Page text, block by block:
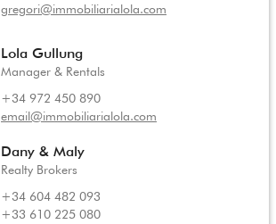
gregori@immobiliarialola.com
Lola Gullung
Manager & Rentals
+34 972 450 890
email@immobiliarialola.com
Dany & Maly
Realty Brokers
+34 604 482 093
+33 610 225 080